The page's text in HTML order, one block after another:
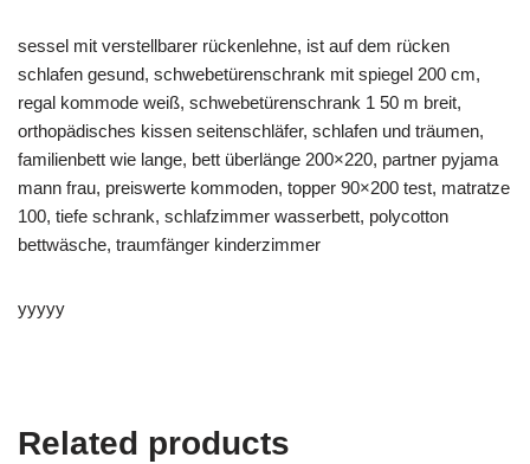
sessel mit verstellbarer rückenlehne, ist auf dem rücken
schlafen gesund, schwebetürenschrank mit spiegel 200 cm,
regal kommode weiß, schwebetürenschrank 1 50 m breit,
orthopädisches kissen seitenschläfer, schlafen und träumen,
familienbett wie lange, bett überlänge 200×220, partner pyjama
mann frau, preiswerte kommoden, topper 90×200 test, matratze
100, tiefe schrank, schlafzimmer wasserbett, polycotton
bettwäsche, traumfänger kinderzimmer
yyyyy
Related products